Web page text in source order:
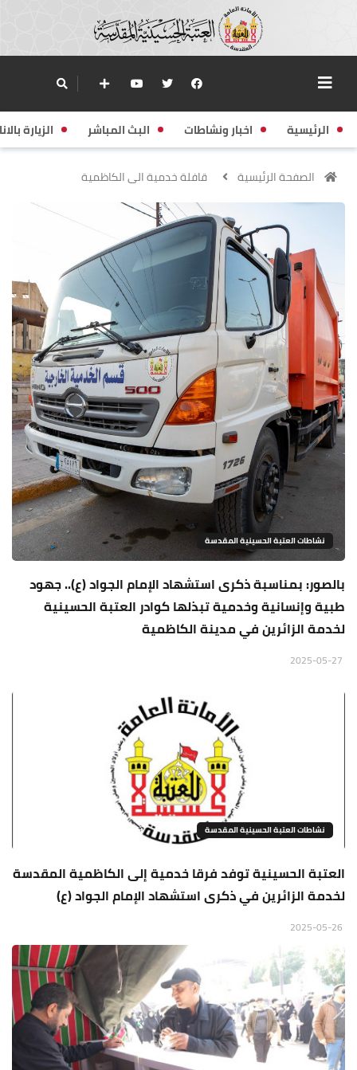
الرئيسية اخبار ونشاطات البث المباشر الزيارة
الصفحة الرئيسية قافلة خدمية الى الكاظمية
نشاطات العتبة الحسينية المقدسة
بالصور: بمناسبة ذكرى استشهاد الإمام الجواد (ع).. جهود
طبية وإنسانية وخدمية تبذلها كوادر العتبة الحسينية
لخدمة الزائرين في مدينة الكاظمية
نشاطات العتبة الحسينية المقدسة
العتبة الحسينية توفد فرقا خدمية إلى الكاظمية المقدسة
لخدمة الزائرين في ذكرى استشهاد الإمام الجواد (ع)